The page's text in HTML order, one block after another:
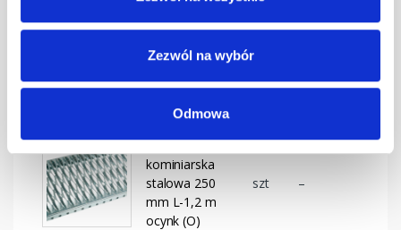
Zezwól na wybór
Odmowa
Ława
kominiarska
mm L-1,2 m
kasztanowa
Ława
kominiarska
stalowa 250
mm L-1,2 m
ocynk (O)
szt –